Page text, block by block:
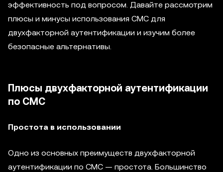
эффективность под вопросом. Давайте рассмотрим
плюсы и минусы использования СМС для
двухфакторной аутентификации и изучим более
безопасные альтернативы.
Плюсы двухфакторной аутентификации
по СМС
Простота в использовании
Одно из основных преимуществ двухфакторной
аутентификации по СМС — простота. Большинство